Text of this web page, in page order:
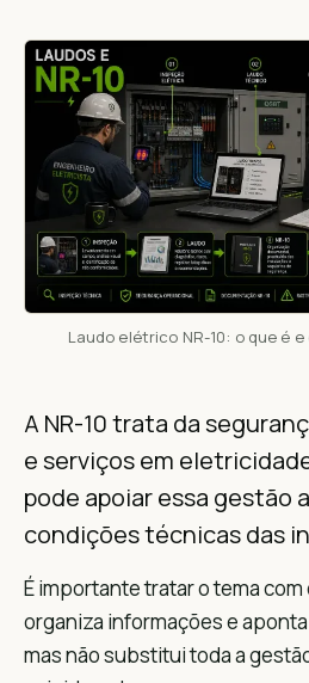
Laudo elétrico NR-10: o que é
A NR-10 trata da
e serviços em
pode apoiar essa gestão
condições técnicas das
É importante tratar o tema
organiza informações e
mas não substitui toda a